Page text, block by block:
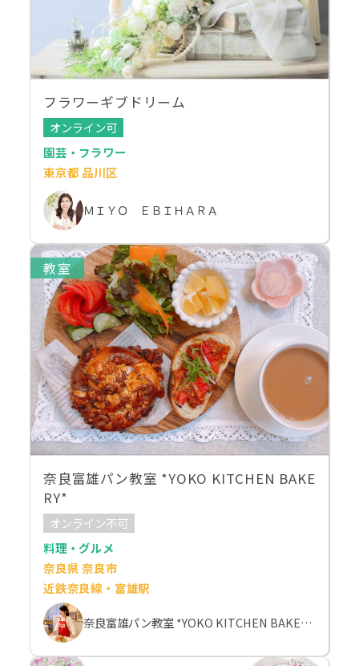
フラワーギブドリーム
オンライン可
園芸・フラワー
東京都 品川区
ＭＩＹＯ ＥＢＩＨＡＲＡ
教室
奈良富雄パン教室 *YOKO KITCHEN BAKE
RY*
オンライン不可
料理・グルメ
奈良県 奈良市
近鉄奈良線・富雄駅
奈良富雄パン教室 *YOKO KITCHEN BAKERY*